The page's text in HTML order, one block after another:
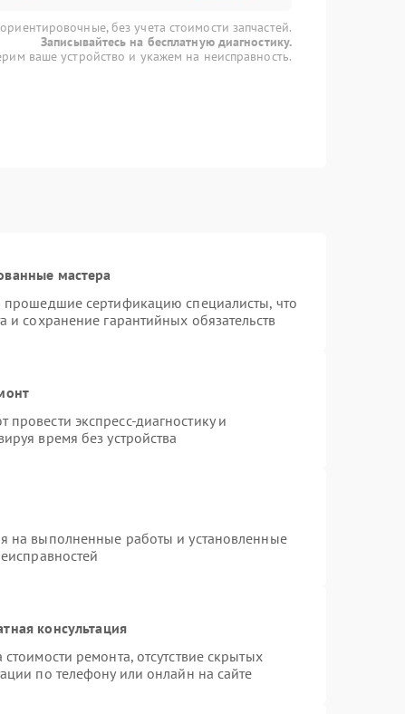
без учета стоимости запчастей.
Записывайтесь на бесплатную диагностику.
ваше устройство и укажем на неисправность.
мастера
прошедшие сертификацию специалисты, что
и сохранение гарантийных обязательств
экспресс-диагностику и
время без устройства
на выполненные работы и установленные
консультация
ремонта, отсутствие скрытых
по телефону или онлайн на сайте